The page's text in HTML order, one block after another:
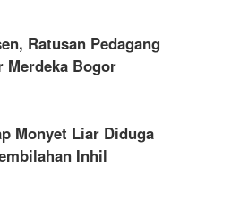
Ratusan Pedagang
Merdeka Bogor
Monyet Liar Diduga
Inhil